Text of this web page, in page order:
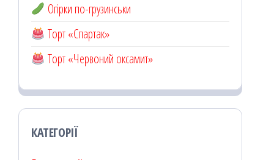
Огірки по-грузинськи
Торт «Спартак»
Торт «Червоний оксамит»
КАТЕГОРІЇ